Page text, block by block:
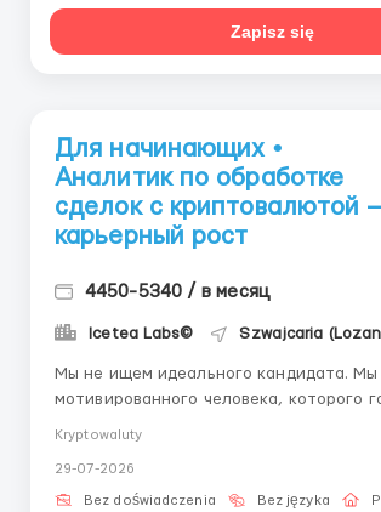
Zapisz się
Для начинающих •
Аналитик по обработке
сделок с криптовалютой
карьерный рост
4450-5340 / в месяц
Icetea Labs© Szwajcaria
Мы не ищем идеального кандидата.
мотивированного человека, которого
возможность. Рост рынка: Объём торгов на
криптовалютных биржах растёт
Kryptowaluty
29-07-2026
Bez doświadczenia Bez języka